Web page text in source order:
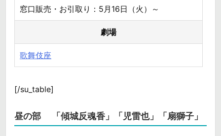
窓口販売・お引取り：5月16日（火）～
劇場
歌舞伎座
[/su_table]
昼の部 「傾城反魂香」「児雷也」「扇獅子」